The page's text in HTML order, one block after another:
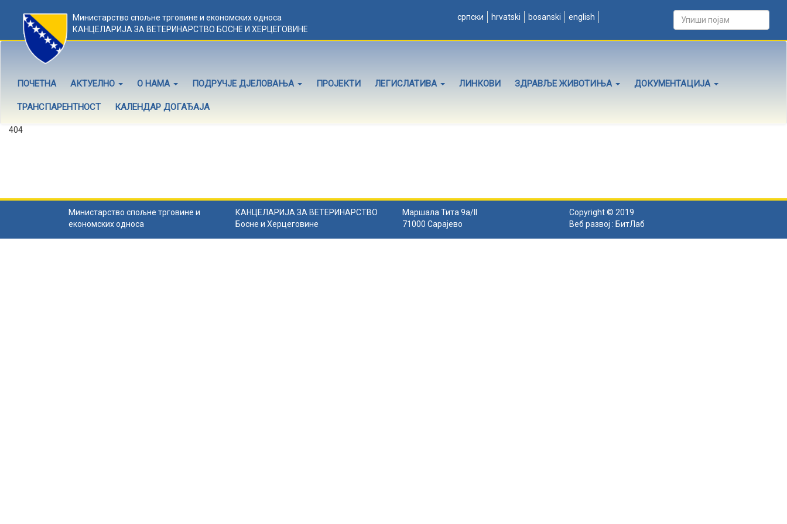
Министарство спољне трговине и економских односа
КАНЦЕЛАРИЈА ЗА ВЕТЕРИНАРСТВО БОСНЕ И ХЕРЦЕГОВИНЕ
српски hrvatski bosanski english
ПОЧЕТНА АКТУЕЛНО О НАМА ПОДРУЧЈЕ ДЈЕЛОВАЊА ПРОЈЕКТИ ЛЕГИСЛАТИВА ЛИНКОВИ ЗДРАВЉЕ ЖИВОТИЊА ДОКУМЕНТАЦИЈА
ТРАНСПАРЕНТНОСТ КАЛЕНДАР ДОГАЂАЈА
404
Министарство спољне трговине и
економских односа
КАНЦЕЛАРИЈА ЗА ВЕТЕРИНАРСТВО
Босне и Херцеговине
Маршала Тита 9а/II
71000 Сарајево
Copyright © 2019
Веб развој : БитЛаб